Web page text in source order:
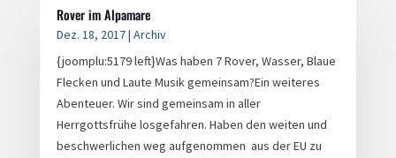
Rover im Alpamare
Dez. 18, 2017| Archiv
{joomplu:5179 left}Was haben 7 Rover, Wasser, Blaue
Flecken und Laute Musik gemeinsam?Ein weiteres
Abenteuer. Wir sind gemeinsam in aller
Herrgottsfrühe losgefahren. Haben den weiten und
beschwerlichen weg aufgenommen aus der EU zu